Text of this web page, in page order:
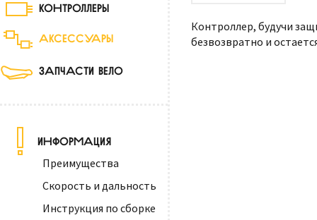
КОНТРОЛЛЕРЫ
АКСЕССУАРЫ
ЗАПЧАСТИ ВЕЛО
ИНФОРМАЦИЯ
Преимущества
Скорость и дальность
Инструкция по сборке
Контроллер, будучи
безвозвратно и